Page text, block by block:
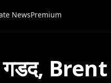
NewsPremium
गडद, Brent